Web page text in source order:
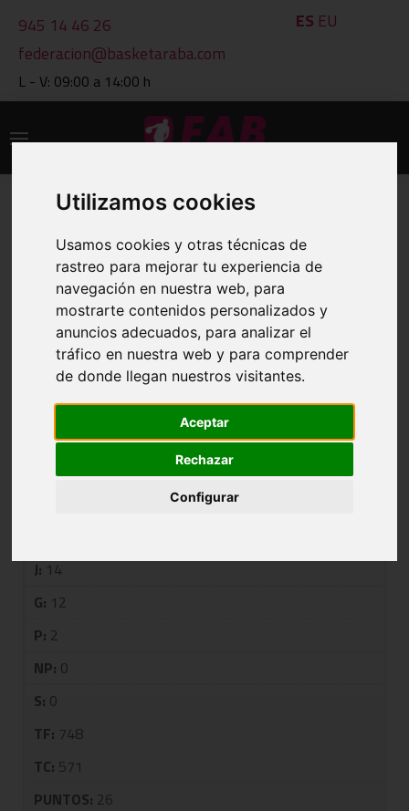
Utilizamos cookies
Usamos cookies y otras técnicas de
rastreo para mejorar tu experiencia de
navegación en nuestra web, para
mostrarte contenidos personalizados y
anuncios adecuados, para analizar el
tráfico en nuestra web y para comprender
de donde llegan nuestros visitantes.
Aceptar
Rechazar
Configurar
945 14 46 26
federacion@basketaraba.com
L - V: 09:00 a 14:00 h
ES EU
CLASIFICACIONES A 08 DE AUG DE
2026
VER OTRO GRUPO
GRUPO: 1103 JUN.FEM.1ª.2ª FASE-GRUPO
TITULO DE LIGA
J: 14
G: 12
P: 2
NP: 0
S: 0
TF: 748
TC: 571
PUNTOS: 26